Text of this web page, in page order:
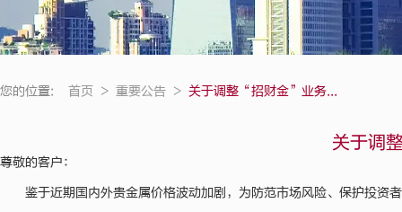
您的位置: 首页 > 重要公告 > 关于调整“招财金”业务...
关于调
尊敬的客户：
鉴于近期国内外贵金属价格波动加剧，为防范市场风险、保护投资